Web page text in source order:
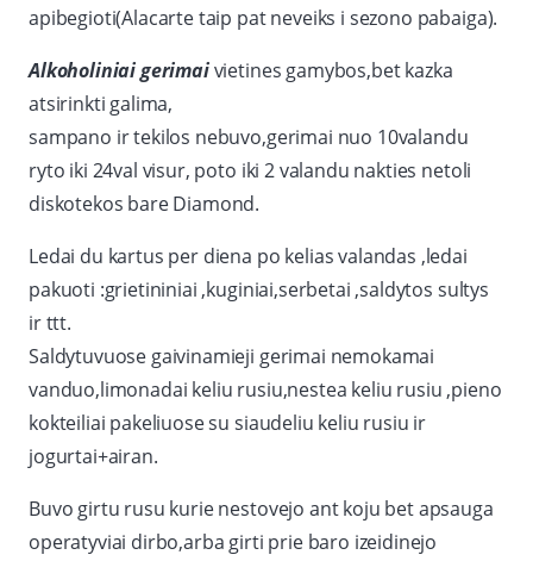
apibegioti(Alacarte taip pat neveiks i sezono pabaiga).
Alkoholiniai gerimaivietines gamybos,bet kazka
atsirinkti galima,
sampano ir tekilos nebuvo,gerimai nuo 10valandu
ryto iki 24val visur, poto iki 2 valandu nakties netoli
diskotekos bare Diamond.
Ledai du kartus per diena po kelias valandas ,ledai
pakuoti :grietininiai ,kuginiai,serbetai ,saldytos sultys
ir ttt.
Saldytuvuose gaivinamieji gerimai nemokamai
vanduo,limonadai keliu rusiu,nestea keliu rusiu ,pieno
kokteiliai pakeliuose su siaudeliu keliu rusiu ir
jogurtai+airan.
Buvo girtu rusu kurie nestovejo ant koju bet apsauga
operatyviai dirbo,arba girti prie baro izeidinejo